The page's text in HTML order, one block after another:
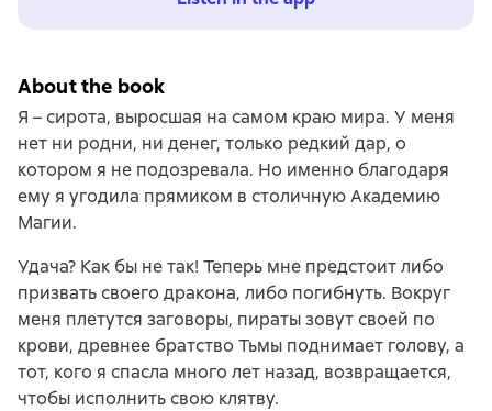
About the book
Я – сирота, выросшая на самом краю мира. У меня
нет ни родни, ни денег, только редкий дар, о
котором я не подозревала. Но именно благодаря
ему я угодила прямиком в столичную Академию
Магии.
Удача? Как бы не так! Теперь мне предстоит либо
призвать своего дракона, либо погибнуть. Вокруг
меня плетутся заговоры, пираты зовут своей по
крови, древнее братство Тьмы поднимает голову, а
тот, кого я спасла много лет назад, возвращается,
чтобы исполнить свою клятву.